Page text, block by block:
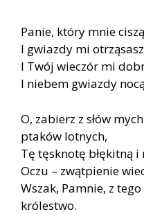
Panie, który mnie
I gwiazdy mi
I Twój wieczór mi
I niebem gwiazdy
O, zabierz z słów
ptaków lotnych,
Tę tęsknotę błękitną
Oczu – zwątpienie
Wszak, Pamnie, z
królestwo.